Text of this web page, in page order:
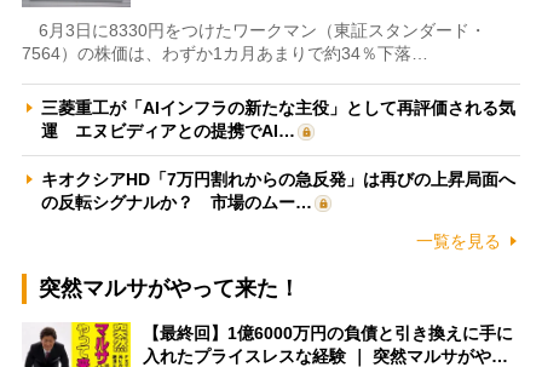
6月3日に8330円をつけたワークマン（東証スタンダード・
7564）の株価は、わずか1カ月あまりで約34％下落…
三菱重工が「AIインフラの新たな主役」として再評価される気
運 エヌビディアとの提携でAI…
キオクシアHD「7万円割れからの急反発」は再びの上昇局面へ
の反転シグナルか？ 市場のムー…
一覧を見る
突然マルサがやって来た！
【最終回】1億6000万円の負債と引き換えに手に
入れたプライスレスな経験 ｜ 突然マルサがや…